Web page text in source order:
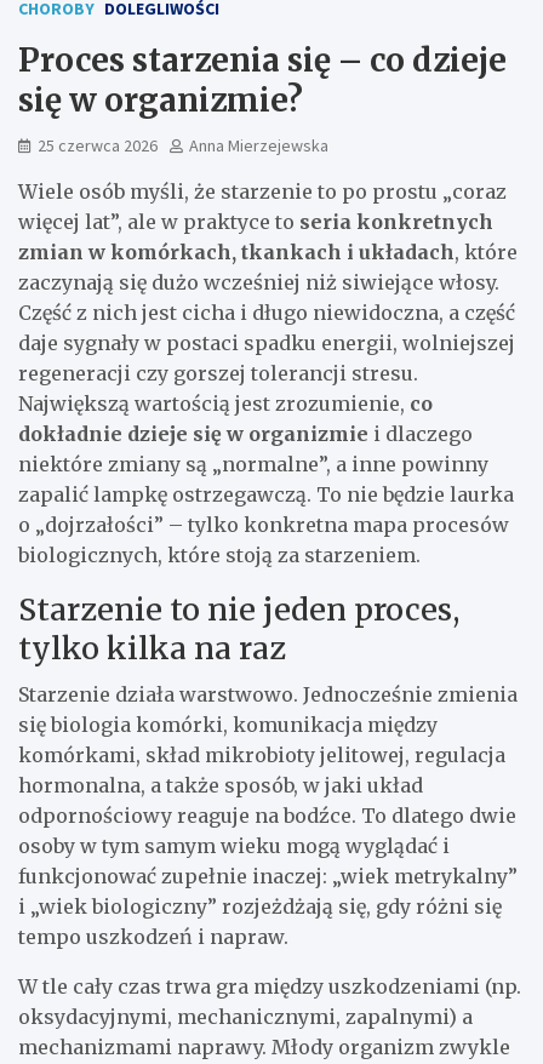
CHOROBY DOLEGLIWOŚCI
Proces starzenia się – co dzieje
się w organizmie?
25 czerwca 2026 Anna Mierzejewska
Wiele osób myśli, że starzenie to po prostu „coraz
więcej lat”, ale w praktyce to seria konkretnych
zmian w komórkach, tkankach i układach, które
zaczynają się dużo wcześniej niż siwiejące włosy.
Część z nich jest cicha i długo niewidoczna, a część
daje sygnały w postaci spadku energii, wolniejszej
regeneracji czy gorszej tolerancji stresu.
Największą wartością jest zrozumienie, co
dokładnie dzieje się w organizmie i dlaczego
niektóre zmiany są „normalne”, a inne powinny
zapalić lampkę ostrzegawczą. To nie będzie laurka
o „dojrzałości” – tylko konkretna mapa procesów
biologicznych, które stoją za starzeniem.
Starzenie to nie jeden proces,
tylko kilka na raz
Starzenie działa warstwowo. Jednocześnie zmienia
się biologia komórki, komunikacja między
komórkami, skład mikrobioty jelitowej, regulacja
hormonalna, a także sposób, w jaki układ
odpornościowy reaguje na bodźce. To dlatego dwie
osoby w tym samym wieku mogą wyglądać i
funkcjonować zupełnie inaczej: „wiek metrykalny”
i „wiek biologiczny” rozjeżdżają się, gdy różni się
tempo uszkodzeń i napraw.
W tle cały czas trwa gra między uszkodzeniami (np.
oksydacyjnymi, mechanicznymi, zapalnymi) a
mechanizmami naprawy. Młody organizm zwykle